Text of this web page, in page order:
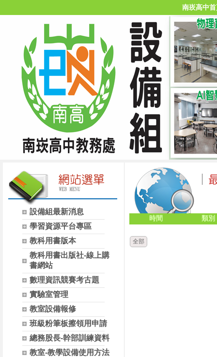
南崁高中
設備組最新消息
學習資源平台專區
教科用書版本
教科用書出版社-線上購
書網站
數理資訊競賽考古題
實驗室管理
教室設備報修
班級粉筆板擦領用申請
總務股長-幹部訓練資料
教室-教學設備使用方法
時間 類別
全部